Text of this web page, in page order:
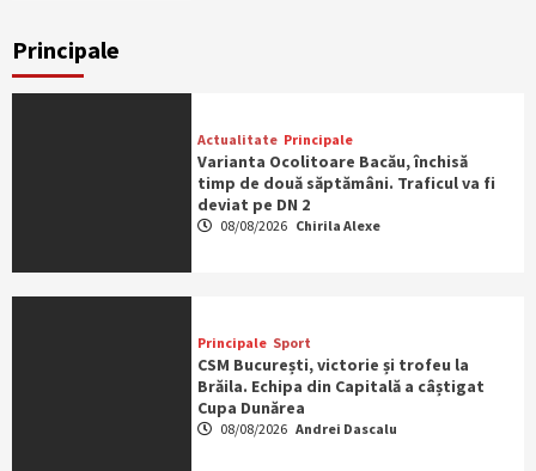
Principale
Actualitate Principale
Varianta Ocolitoare Bacău, închisă
timp de două săptămâni. Traficul va fi
deviat pe DN 2
08/08/2026 Chirila Alexe
Principale Sport
CSM București, victorie și trofeu la
Brăila. Echipa din Capitală a câștigat
Cupa Dunărea
08/08/2026 Andrei Dascalu